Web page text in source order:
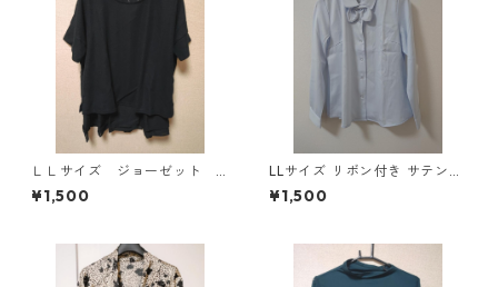
ＬＬサイズ ジョーゼット
レイヤード風プルオーバー
ブラック KAE-4785
¥1,500
LLサイズ リボン付き サテン調
シャツブラウス サックス ◆KI
Y-1301◆
¥1,500